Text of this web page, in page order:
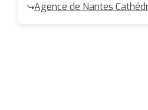
Agence de Nantes